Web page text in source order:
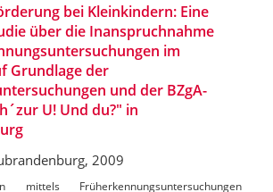
bei Kleinkindern: Eine
über die Inanspruchnahme
im
Grundlage der
und der BZgA-
U! Und du?" in
2009
mittels Früherkennungsuntersuchungen